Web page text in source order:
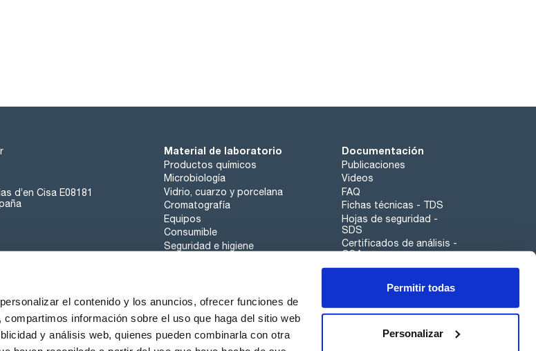
el contenido y los anuncios, ofrecer funciones de
información sobre el uso que haga del sitio web
y análisis web, quienes pueden combinarla con otra
Permitir todas
Personalizar
d’en Cisa E08181
Material de laboratorio
Productos químicos
Microbiología
Vidrio, cuarzo y porcelana
Cromatografía
Equipos
Consumible
Seguridad e higiene
Documentación
Publicaciones
Videos
FAQ
Fichas técnicas - TDS
Hojas de seguridad -
SDS
Certificados de análisis -
COA
Aplicaciones
Canal de denuncias
Contacta